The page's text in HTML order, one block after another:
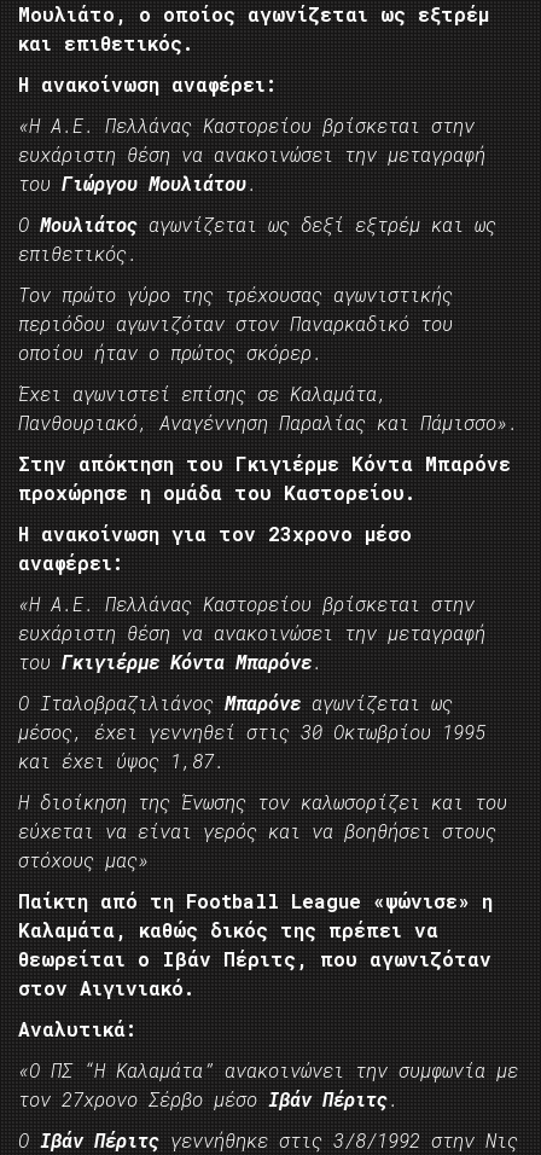
Μουλιάτο, ο οποίος αγωνίζεται ως εξτρέμ
και επιθετικός.
Η ανακοίνωση αναφέρει:
«Η Α.Ε. Πελλάνας Καστορείου βρίσκεται στην
ευχάριστη θέση να ανακοινώσει την μεταγραφή
του Γιώργου Μουλιάτου.
Ο Μουλιάτος αγωνίζεται ως δεξί εξτρέμ και ως
επιθετικός.
Τον πρώτο γύρο της τρέχουσας αγωνιστικής
περιόδου αγωνιζόταν στον Παναρκαδικό του
οποίου ήταν ο πρώτος σκόρερ.
Έχει αγωνιστεί επίσης σε Καλαμάτα,
Πανθουριακό, Αναγέννηση Παραλίας και Πάμισσο».
Στην απόκτηση του Γκιγιέρμε Κόντα Μπαρόνε
προχώρησε η ομάδα του Καστορείου.
Η ανακοίνωση για τον 23χρονο μέσο
αναφέρει:
«Η Α.Ε. Πελλάνας Καστορείου βρίσκεται στην
ευχάριστη θέση να ανακοινώσει την μεταγραφή
του Γκιγιέρμε Κόντα Μπαρόνε.
O Ιταλοβραζιλιάνος Mπαρόνε αγωνίζεται ως
μέσος, έχει γεννηθεί στις 30 Οκτωβρίου 1995
και έχει ύψος 1,87.
Η διοίκηση της Ένωσης τον καλωσορίζει και του
εύχεται να είναι γερός και να βοηθήσει στους
στόχους μας»
Παίκτη από τη Football League «ψώνισε» η
Καλαμάτα, καθώς δικός της πρέπει να
θεωρείται ο Ιβάν Πέριτς, που αγωνιζόταν
στον Αιγινιακό.
Αναλυτικά:
«Ο ΠΣ “Η Καλαμάτα” ανακοινώνει την συμφωνία με
τον 27χρονο Σέρβο μέσο Ιβάν Πέριτς.
Ο Ιβάν Πέριτς γεννήθηκε στις 3/8/1992 στην Νις